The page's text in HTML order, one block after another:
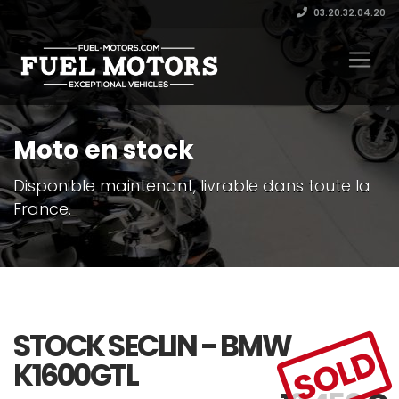
03.20.32.04.20
Moto en stock
Disponible maintenant, livrable dans toute la
France.
STOCK SECLIN - BMW
K1600GTL SOLD